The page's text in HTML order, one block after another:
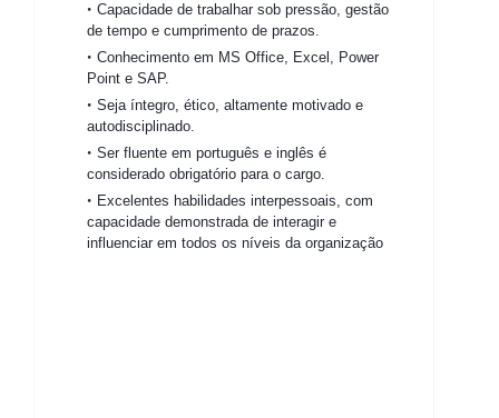
Capacidade de trabalhar sob pressão, gestão
de tempo e cumprimento de prazos.
Conhecimento em MS Office, Excel, Power
Point e SAP.
Seja íntegro, ético, altamente motivado e
autodisciplinado.
Ser fluente em português e inglês é
considerado obrigatório para o cargo.
Excelentes habilidades interpessoais, com
capacidade demonstrada de interagir e
influenciar em todos os níveis da organização